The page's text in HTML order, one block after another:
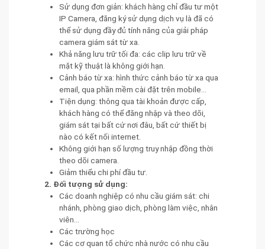
Sử dụng đơn giản: khách hàng chỉ đầu tư một
IP Camera, đăng ký sử dụng dịch vụ là đã có
thể sử dụng đầy đủ tính năng của giải pháp
camera giám sát từ xa.
Khả năng lưu trữ tối đa: các clip lưu trữ về
mặt kỹ thuật là không giới hạn.
Cảnh báo từ xa: hình thức cảnh báo từ xa qua
email, qua phần mềm cài đặt trên mobile...
Tiện dụng: thông qua tài khoản được cấp,
khách hàng có thể đăng nhập và theo dõi,
giám sát tại bất cứ nơi đâu, bất cứ thiết bị
nào có kết nối internet.
Không giới hạn số lượng truy nhập đồng thời
theo dõi camera.
Giảm thiểu chi phí đầu tư.
2. Đối tượng sử dụng:
Các doanh nghiệp có nhu cầu giám sát: chi
nhánh, phòng giao dịch, phòng làm việc, nhân
viên...
Các trường học
Các cơ quan tổ chức nhà nước có nhu cầu